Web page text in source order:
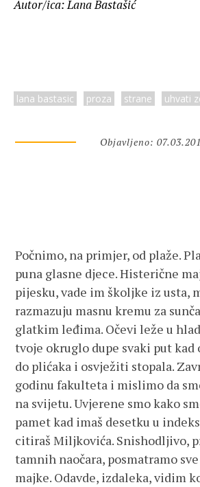
Autor/ica: Lana Bastašić
lana bastasic proza strane uhvati
Objavljeno:
Počnimo, na primjer, od plaže.
puna glasne djece. Histerične
pijesku, vade im školjke iz usta,
razmazuju masnu kremu za
glatkim leđima. Očevi leže u
tvoje okruglo dupe svaki put kad
do plićaka i osvježiti stopala.
godinu fakulteta i mislimo da
na svijetu. Uvjerene smo kako
pamet kad imaš desetku u
citiraš Miljkovića. Snishodljivo,
tamnih naočara, posmatramo
majke. Odavde, izdaleka, vidim